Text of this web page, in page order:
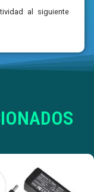
al siguiente